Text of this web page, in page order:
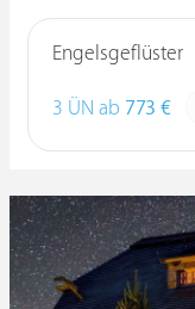
Engelsgeflüster
3 ÜN ab 773 €